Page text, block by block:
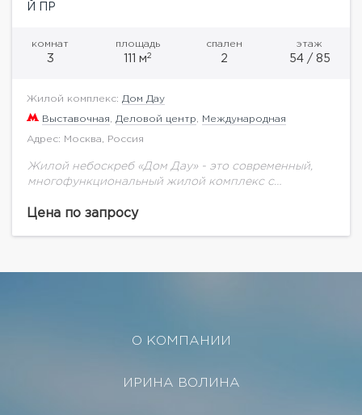
Й ПР
комнат
3
площадь
111 м2
спален
2
этаж
54 / 85
Жилой комплекс: Дом Дау
Выставочная Деловой центр Международная
Адрес: Москва, Россия
Жилой небоскреб «Дом Дау» - это современный,
многофункциональный жилой комплекс с
смотря на близость к кластеру «Москва-Сити», «Дом
Цена по запросу
О КОМПАНИИ
ИРИНА ВОЛИНА